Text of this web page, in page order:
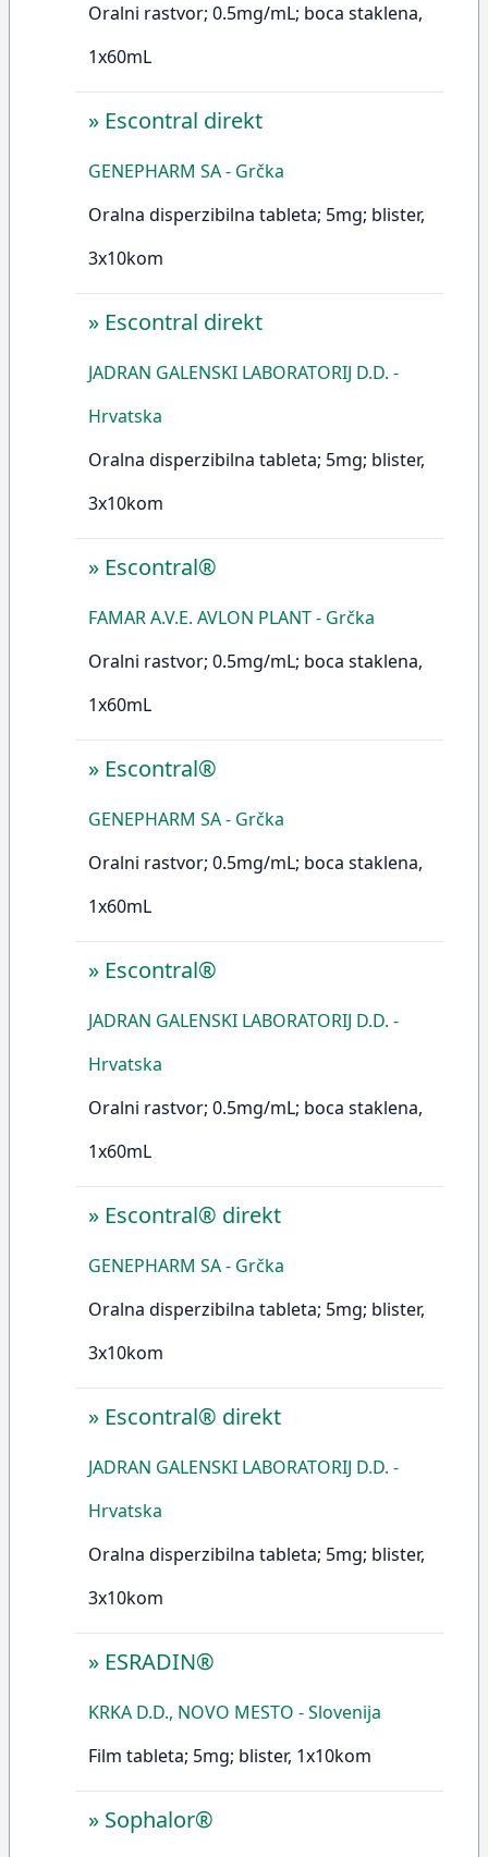
Oralni rastvor; 0.5mg/mL; boca staklena,
1x60mL
» Escontral direkt
GENEPHARM SA - Grčka
Oralna disperzibilna tableta; 5mg; blister,
3x10kom
» Escontral direkt
JADRAN GALENSKI LABORATORIJ D.D. -
Hrvatska
Oralna disperzibilna tableta; 5mg; blister,
3x10kom
» Escontral®
FAMAR A.V.E. AVLON PLANT - Grčka
Oralni rastvor; 0.5mg/mL; boca staklena,
1x60mL
» Escontral®
GENEPHARM SA - Grčka
Oralni rastvor; 0.5mg/mL; boca staklena,
1x60mL
» Escontral®
JADRAN GALENSKI LABORATORIJ D.D. -
Hrvatska
Oralni rastvor; 0.5mg/mL; boca staklena,
1x60mL
» Escontral® direkt
GENEPHARM SA - Grčka
Oralna disperzibilna tableta; 5mg; blister,
3x10kom
» Escontral® direkt
JADRAN GALENSKI LABORATORIJ D.D. -
Hrvatska
Oralna disperzibilna tableta; 5mg; blister,
3x10kom
» ESRADIN®
KRKA D.D., NOVO MESTO - Slovenija
Film tableta; 5mg; blister, 1x10kom
» Sophalor®